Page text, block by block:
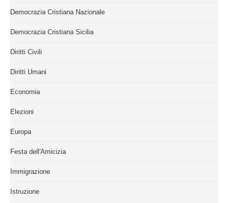
Democrazia Cristiana Nazionale
Democrazia Cristiana Sicilia
Diritti Civili
Diritti Umani
Economia
Elezioni
Europa
Festa dell'Amicizia
Immigrazione
Istruzione